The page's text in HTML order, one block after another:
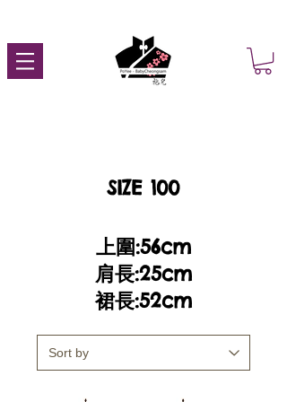
SIZE 100
上圍:56cm
肩長:25cm
裙長:52cm​